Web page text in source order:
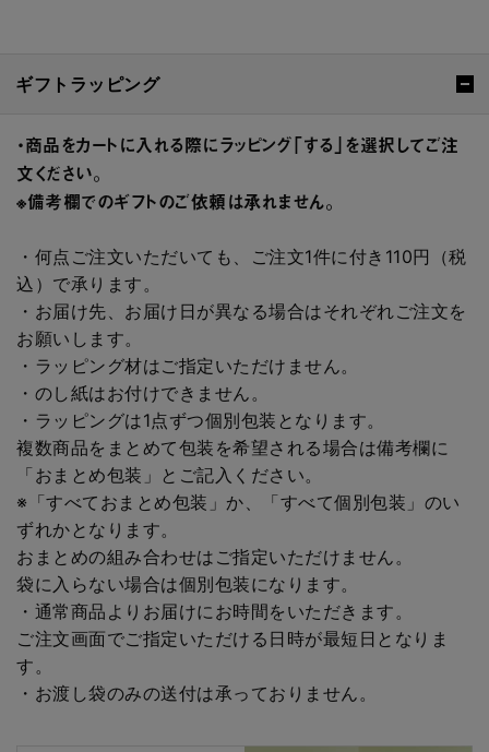
ギフトラッピング
・商品をカートに入れる際にラッピング「する」を選択してご注
文ください。
※備考欄でのギフトのご依頼は承れません。
・何点ご注文いただいても、ご注文1件に付き110円（税
込）で承ります。
・お届け先、お届け日が異なる場合はそれぞれご注文を
お願いします。
・ラッピング材はご指定いただけません。
・のし紙はお付けできません。
・ラッピングは1点ずつ個別包装となります。
複数商品をまとめて包装を希望される場合は備考欄に
「おまとめ包装」とご記入ください。
※「すべておまとめ包装」か、「すべて個別包装」のい
ずれかとなります。
おまとめの組み合わせはご指定いただけません。
袋に入らない場合は個別包装になります。
・通常商品よりお届けにお時間をいただきます。
ご注文画面でご指定いただける日時が最短日となりま
す。
・お渡し袋のみの送付は承っておりません。